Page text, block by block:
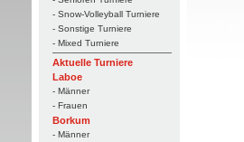
- Snow-Volleyball Turniere
- Sonstige Turniere
- Mixed Turniere
Aktuelle Turniere
Laboe
- Männer
- Frauen
Borkum
- Männer